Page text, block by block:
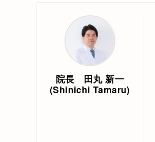
院長 田丸 新一
(Shinichi Tamaru)